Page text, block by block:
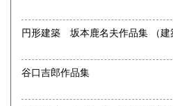
当店では事務所移転、お引越し、
不要になった書籍を買取しており
雑誌、洋書、単行本、展覧会カ
す。電話、FAX、メール、LINE、
の方法にてお気軽にお問い合わせ
円形建
谷口吉郎作品集